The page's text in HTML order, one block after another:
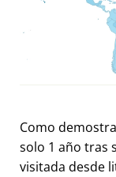
Como
solo 1 año tras
visitada desde